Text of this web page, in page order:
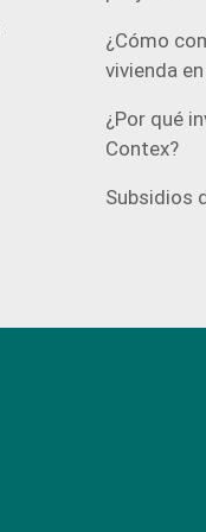
¿Cómo
vivienda
¿Por qué
Contex?
Subsidios